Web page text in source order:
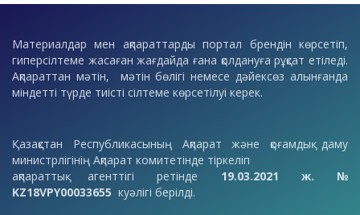
Материалдар мен ақпараттарды портал брендін көрсетіп,
гиперсілтеме жасаған жағдайда ғана қолдануға рұқсат етіледі.
Ақпараттан мәтін, мәтін бөлігі немесе дәйексөз алынғанда
міндетті түрде тиісті сілтеме көрсетілуі керек.
Қазақстан Республикасының Ақпарат және қоғамдық даму
министрлігінің Ақпарат комитетінде тіркеліп
ақпараттық агенттігі ретінде 19.03.2021 ж. №
KZ18VPY00033655 куәлігі берілді.